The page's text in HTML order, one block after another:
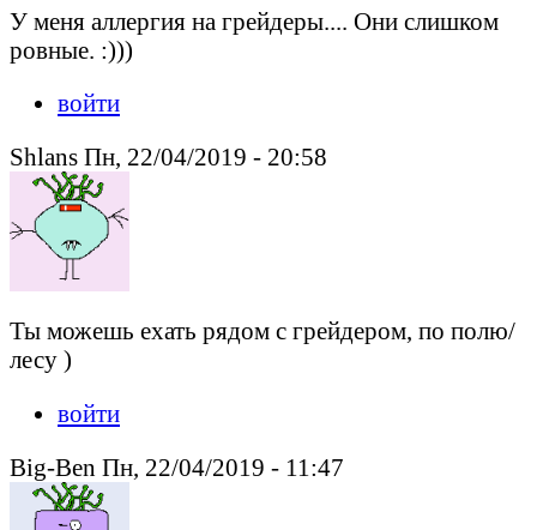
У меня аллергия на грейдеры.... Они слишком
ровные. :)))
войти
Shlans Пн, 22/04/2019 - 20:58
Ты можешь ехать рядом с грейдером, по полю/
лесу )
войти
Big-Ben Пн, 22/04/2019 - 11:47